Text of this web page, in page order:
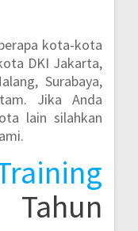
kota-kota
DKI Jakarta,
Surabaya,
Jika Anda
lain silahkan